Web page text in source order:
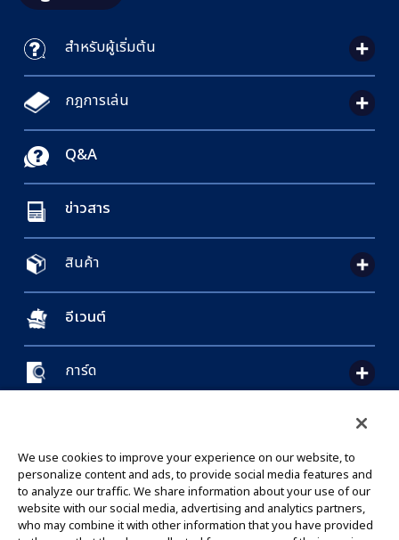
สำหรับผู้เริ่มต้น
กฎการเล่น
Q&A
ข่าวสาร
สินค้า
อีเวนต์
การ์ด
GLOBAL ENTRANCE
We use cookies to improve your experience on our website, to
personalize content and ads, to provide social media features and
to analyze our traffic. We share information about your use of our
website with our social media, advertising and analytics partners,
who may combine it with other information that you have provided